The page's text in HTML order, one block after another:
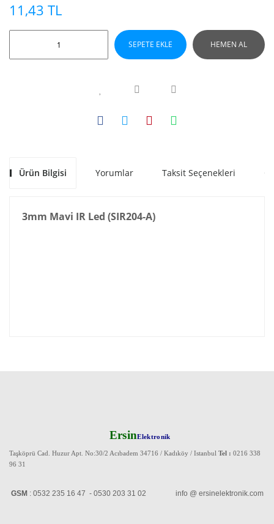
11,43 TL
SEPETE EKLE HEMEN AL
Ürün Bilgisi Yorumlar Taksit Seçenekleri
3mm Mavi IR Led (SIR204-A)
ErsinElektronik
Taşköprü Cad. Huzur Apt. No:30/2 Acıbadem 34716 / Kadıköy / Istanbul Tel : 0216 338
96 31
GSM : 0532 235 16 47 - 0530 203 31 02 info @ ersinelektronik.com